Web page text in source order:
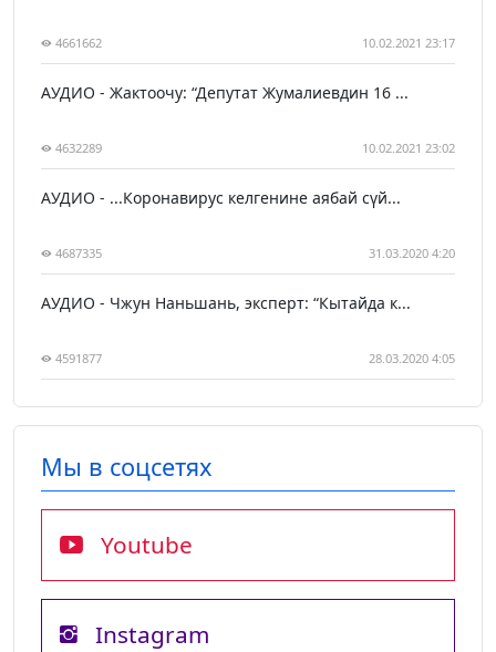
4661662 10.02.2021 23:17
АУДИО - Жактоочу: “Депутат Жумалиевдин 16 ...
4632289 10.02.2021 23:02
АУДИО - ...Коронавирус келгенине аябай сүй...
4687335 31.03.2020 4:20
АУДИО - Чжун Наньшань, эксперт: “Кытайда к...
4591877 28.03.2020 4:05
Мы в соцсетях
Youtube
Instagram